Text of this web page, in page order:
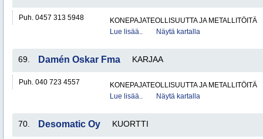
Puh. 0457 313 5948
KONEPAJATEOLLISUUTTA JA METALLITÖITÄ
Lue lisää..
Näytä kartalla
69. Damén Oskar Fma KARJAA
Puh. 040 723 4557
KONEPAJATEOLLISUUTTA JA METALLITÖITÄ
Lue lisää..
Näytä kartalla
70. Desomatic Oy KUORTTI